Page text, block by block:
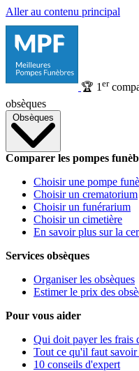
Aller au contenu principal
🏆 1 er
obsèques
Obsèques
Comparer les pompes
Choisir une pompe
Choisir un crematorium
Choisir un funérarium
Choisir un cimetière
En savoir plus sur la
Services obsèques
Organiser les obsèques
Estimer le prix des
Pour vous aider
Qui doit payer les frais
Tout ce qu'il faut savoir
10 conseils d'expert